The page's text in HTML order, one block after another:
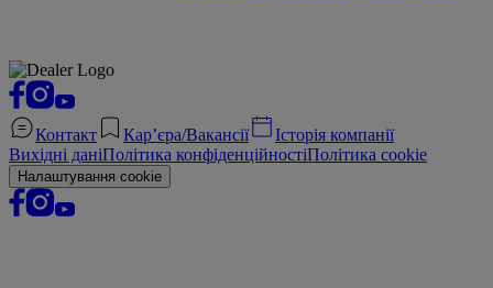
Контакт Кар’єра/Вакансії
Історія компанії
Вихідні даніПолітика конфіденційностіПолітика cookie
Налаштування cookie